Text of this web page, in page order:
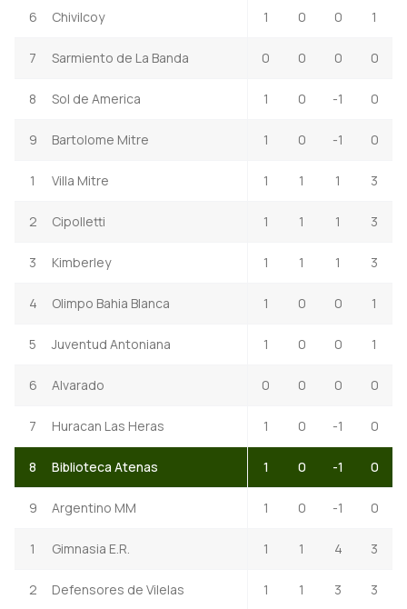
6 Chivilcoy 1 0 0 1
7 Sarmiento de La Banda 0 0 0 0
8 Sol de America 1 0 -1 0
9 Bartolome Mitre 1 0 -1 0
1 Villa Mitre 1 1 1 3
2 Cipolletti 1 1 1 3
3 Kimberley 1 1 1 3
4 Olimpo Bahia Blanca 1 0 0 1
5 Juventud Antoniana 1 0 0 1
6 Alvarado 0 0 0 0
7 Huracan Las Heras 1 0 -1 0
8 Biblioteca Atenas 1 0 -1 0
9 Argentino MM 1 0 -1 0
1 Gimnasia E.R. 1 1 4 3
2 Defensores de Vilelas 1 1 3 3